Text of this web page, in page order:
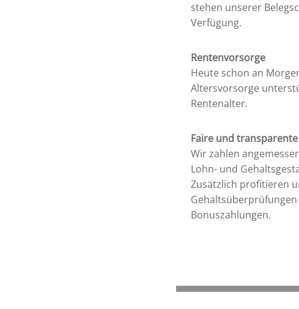
stehen unserer
Verfügung.
Rentenvorsorge
Heute schon an
Altersvorsorge
Rentenalter.
Faire und
Wir zahlen
Lohn- und
Zusätzlich profitieren
Bonuszahlungen.